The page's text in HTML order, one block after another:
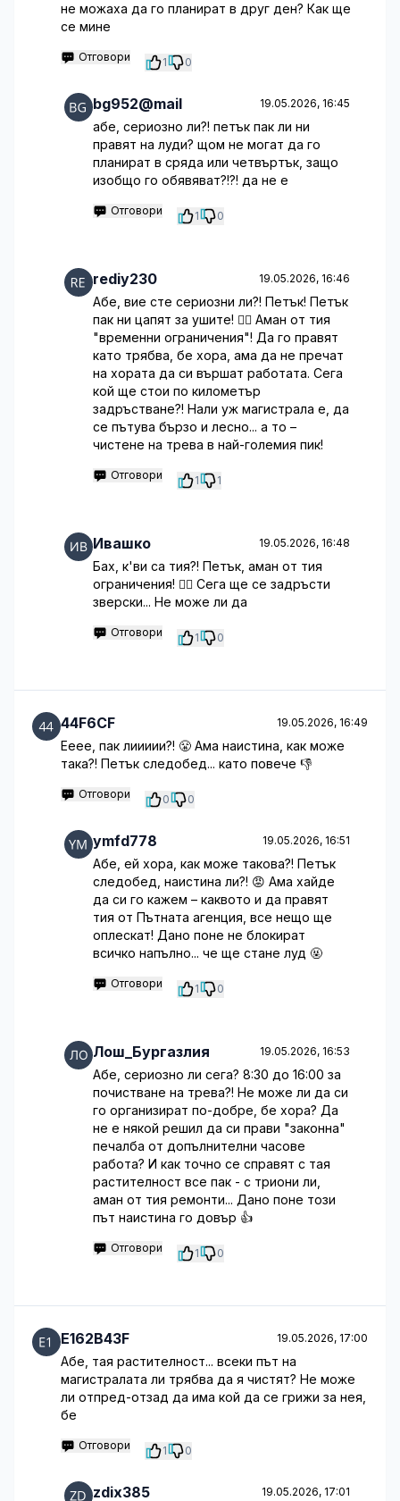
не можаха да го планират в друг ден? Как ще
се мине
Отговори 1 0
bg952@mail 19.05.2026, 16:45
абе, сериозно ли?! петък пак ли ни
правят на луди? щом не могат да го
планират в сряда или четвъртък, защо
изобщо го обявяват?!?! да не е
Отговори 1 0
rediy230 19.05.2026, 16:46
Абе, вие сте сериозни ли?! Петък! Петък
пак ни цапят за ушите! 🤦‍♂️ Аман от тия
"временни ограничения"! Да го правят
като трябва, бе хора, ама да не пречат
на хората да си вършат работата. Сега
кой ще стои по километър
задръстване?! Нали уж магистрала е, да
се пътува бързо и лесно... а то –
чистене на трева в най-големия пик!
Отговори 1 1
Ивашко 19.05.2026, 16:48
Бах, к'ви са тия?! Петък, аман от тия
ограничения! 🤦‍♂️ Сега ще се задръсти
зверски... Не може ли да
Отговори 1 0
44F6CF 19.05.2026, 16:49
Ееее, пак лиииии?! 😤 Ама наистина, как може
така?! Петък следобед... като повече 👎
Отговори 0 0
ymfd778 19.05.2026, 16:51
Абе, ей хора, как може такова?! Петък
следобед, наистина ли?! 😡 Ама хайде
да си го кажем – каквото и да правят
тия от Пътната агенция, все нещо ще
оплескат! Дано поне не блокират
всичко напълно... че ще стане луд 🤬
Отговори 1 0
Лош_Бургазлия 19.05.2026, 16:53
Абе, сериозно ли сега? 8:30 до 16:00 за
почистване на трева?! Не може ли да си
го организират по-добре, бе хора? Да
не е някой решил да си прави "законна"
печалба от допълнителни часове
работа? И как точно се справят с тая
растителност все пак - с триони ли,
аман от тия ремонти... Дано поне този
път наистина го довър 👍
Отговори 1 0
E162B43F 19.05.2026, 17:00
Абе, тая растителност... всеки път на
магистралата ли трябва да я чистят? Не може
ли отпред-отзад да има кой да се грижи за нея,
бе
Отговори 1 0
zdix385 19.05.2026, 17:01